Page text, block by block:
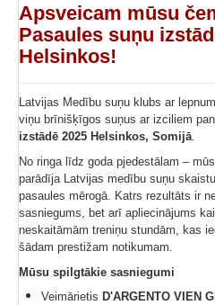
Apsveicam mūsu
Pasaules suņu
Helsinkos!
Latvijas Medību suņu klubs ar
viņu brīnišķīgos suņus ar izciliem
izstādē 2025 Helsinkos, Somijā
No ringa līdz goda pjedestālam –
parādīja Latvijas medību suņu
pasaules mērogā. Katrs rezultāts ir
sasniegums, bet arī apliecinājums
neskaitāmām treniņu stundām, kas
šādam prestižam notikumam.
Mūsu spilgtākie sasniegumi
Veimārietis D'ARGENTO VIEN